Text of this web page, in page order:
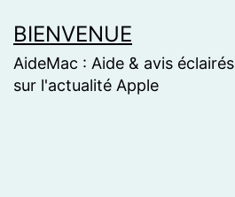
to
content
BIENVENUE
AideMac : Aide & avis éclairés
sur l'actualité Apple